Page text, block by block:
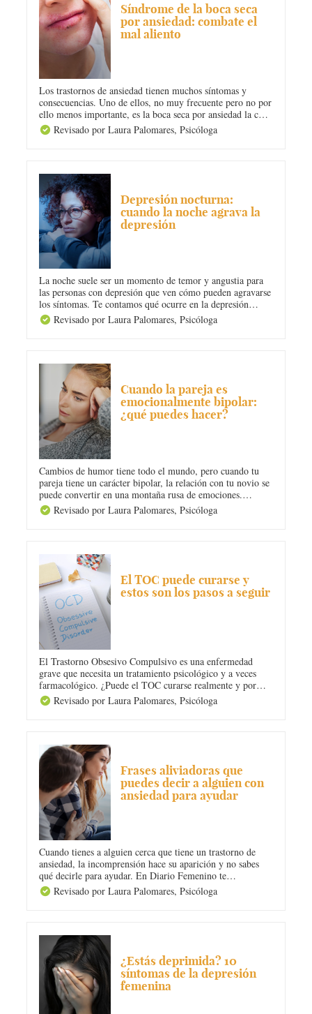
Síndrome de la boca seca
por ansiedad: combate el
mal aliento
Los trastornos de ansiedad tienen muchos síntomas y
consecuencias. Uno de ellos, no muy frecuente pero no por
ello menos importante, es la boca seca por ansiedad la cual
viene acompañada muchas veces de mal aliento. En Diario
Femenino te contamos cómo combatir la sequedad de boca
Revisado por Laura Palomares,Psicóloga
Depresión nocturna:
cuando la noche agrava la
depresión
La noche suele ser un momento de temor y angustia para
las personas con depresión que ven cómo pueden agravarse
los síntomas. Te contamos qué ocurre en la depresión
nocturna, qué consecuencias tiene sobre la salud y qué
factores se deben tener en cuenta para poder superarla.
Revisado por Laura Palomares,Psicóloga
Cuando la pareja es
emocionalmente bipolar:
¿qué puedes hacer?
Cambios de humor tiene todo el mundo, pero cuando tu
pareja tiene un carácter bipolar, la relación con tu novio se
puede convertir en una montaña rusa de emociones.
Cuando la pareja es bipolar debes conocer los síntomas y,
sobre todo, qué puedes hacer para enfrentarte a esta
Revisado por Laura Palomares,Psicóloga
El TOC puede curarse y
estos son los pasos a seguir
El Trastorno Obsesivo Compulsivo es una enfermedad
grave que necesita un tratamiento psicológico y a veces
farmacológico. ¿Puede el TOC curarse realmente y por
completo? SÍ, y en Diario Femenino te contamos los pasos
a seguir. Es un proceso largo y duro, pero ¡puedes
Revisado por Laura Palomares,Psicóloga
Frases aliviadoras que
puedes decir a alguien con
ansiedad para ayudar
Cuando tienes a alguien cerca que tiene un trastorno de
ansiedad, la incomprensión hace su aparición y no sabes
qué decirle para ayudar. En Diario Femenino te
proponemos algunas frases para calmar y aliviar a una
persona con ansiedad. ¡Toma nota y no metas la pata
Revisado por Laura Palomares,Psicóloga
¿Estás deprimida? 10
síntomas de la depresión
femenina